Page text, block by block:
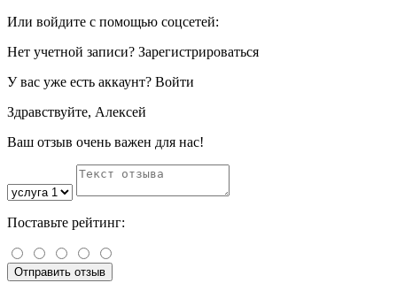
Или войдите с помощью соцсетей:
Нет учетной записи? Зарегистрироваться
У вас уже есть аккаунт? Войти
Здравствуйте, Алексей
Ваш отзыв очень важен для нас!
Поставьте рейтинг: